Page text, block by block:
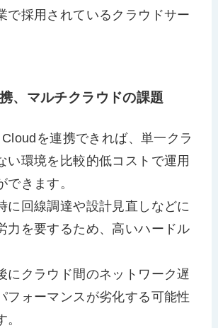
で採用されているクラウドサー
、マルチクラウドの課題
を連携できれば、単一クラ
い環境を比較的低コストで運用
できます。
に回線調達や設計見直しなどに
力を要するため、高いハードル
にクラウド間のネットワーク遅
フォーマンスが劣化する可能性